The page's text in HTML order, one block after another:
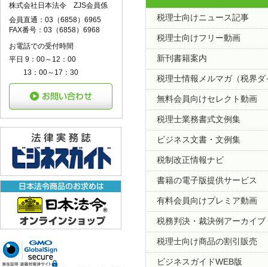
株式会社日本法令 ZJS会員係
会員直通：03（6858）6965
FAX番号：03（6858）6968
お電話での受付時間
平日 9：00～12：00
13：00～17：30
税理士向けニュース記事
税理士向けフリー動画
新刊書籍案内
税理士情報メルマガ（税界
無料会員向けセレクト動画
税理士業務書式文例集
ビジネス文書・文例集
税制改正情報ナビ
書籍の電子版提供サービス
有料会員向けプレミア動画
税務判決・裁決例アーカイブ
税理士向け商品の割引販売
ビジネスガイドWEB版